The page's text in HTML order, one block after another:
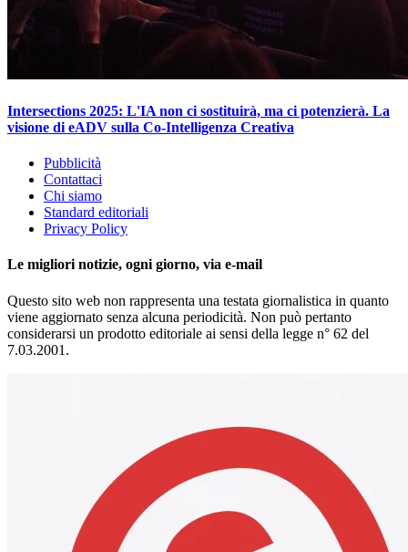
Intersections 2025: L'IA non ci sostituirà, ma ci potenzierà. La
visione di eADV sulla Co-Intelligenza Creativa
Pubblicità
Contattaci
Chi siamo
Standard editoriali
Privacy Policy
Le migliori notizie, ogni giorno, via e-mail
Questo sito web non rappresenta una testata giornalistica in quanto
viene aggiornato senza alcuna periodicità. Non può pertanto
considerarsi un prodotto editoriale ai sensi della legge n° 62 del
7.03.2001.